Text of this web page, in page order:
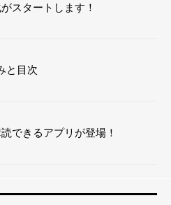
スタートします！
と目次
できるアプリが登場！